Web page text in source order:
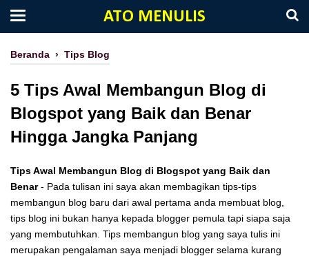
ATO MENULIS
Beranda › Tips Blog
5 Tips Awal Membangun Blog di
Blogspot yang Baik dan Benar
Hingga Jangka Panjang
Tips Awal Membangun Blog di Blogspot yang Baik dan
Benar- Pada tulisan ini saya akan membagikan tips-tips
membangun blog baru dari awal pertama anda membuat blog,
tips blog ini bukan hanya kepada blogger pemula tapi siapa saja
yang membutuhkan. Tips membangun blog yang saya tulis ini
merupakan pengalaman saya menjadi blogger selama kurang